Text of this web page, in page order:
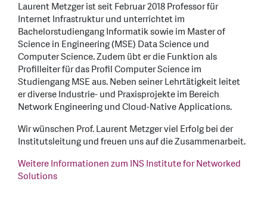
Laurent Metzger ist seit Februar 2018 Professor für
Internet Infrastruktur und unterrichtet im
Bachelorstudiengang Informatik sowie im Master of
Science in Engineering (MSE) Data Science und
Computer Science. Zudem übt er die Funktion als
Profilleiter für das Profil Computer Science im
Studiengang MSE aus. Neben seiner Lehrtätigkeit leitet
er diverse Industrie- und Praxisprojekte im Bereich
Network Engineering und Cloud-Native Applications.
Wir wünschen Prof. Laurent Metzger viel Erfolg bei der
Institutsleitung und freuen uns auf die Zusammenarbeit.
Weitere Informationen zum INS Institute for Networked
Solutions